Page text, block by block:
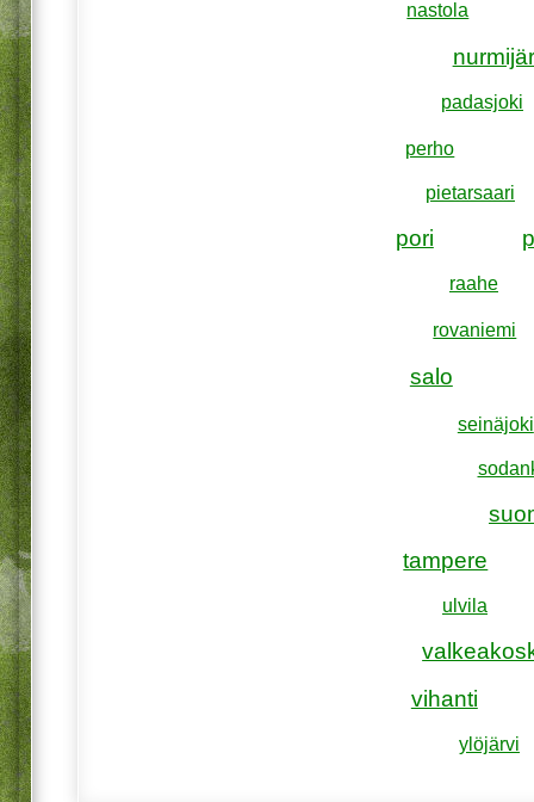
nastola
padasjoki
perho
pietarsaari
pori
raahe
rovaniemi
salo
seinäjoki
tampere
ulvila
vihanti
ylöjärvi